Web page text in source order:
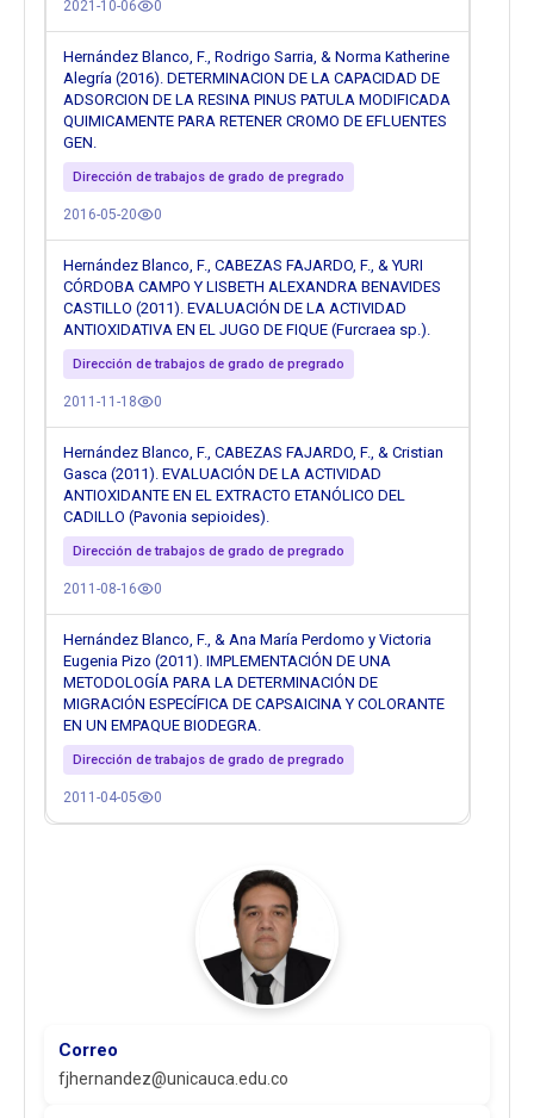
Correo
fjhernandez@unicauca.edu.co
2021-10-06 0
Hernández Blanco, F., Rodrigo Sarria, & Norma Katherine
Alegría (2016). DETERMINACION DE LA CAPACIDAD DE
ADSORCION DE LA RESINA PINUS PATULA MODIFICADA
QUIMICAMENTE PARA RETENER CROMO DE EFLUENTES
GEN.
Dirección de trabajos de grado de pregrado
2016-05-20 0
Hernández Blanco, F., CABEZAS FAJARDO, F., & YURI
CÓRDOBA CAMPO Y LISBETH ALEXANDRA BENAVIDES
CASTILLO (2011). EVALUACIÓN DE LA ACTIVIDAD
ANTIOXIDATIVA EN EL JUGO DE FIQUE (Furcraea sp.).
Dirección de trabajos de grado de pregrado
2011-11-18 0
Hernández Blanco, F., CABEZAS FAJARDO, F., & Cristian
Gasca (2011). EVALUACIÓN DE LA ACTIVIDAD
ANTIOXIDANTE EN EL EXTRACTO ETANÓLICO DEL
CADILLO (Pavonia sepioides).
Dirección de trabajos de grado de pregrado
2011-08-16 0
Hernández Blanco, F., & Ana María Perdomo y Victoria
Eugenia Pizo (2011). IMPLEMENTACIÓN DE UNA
METODOLOGÍA PARA LA DETERMINACIÓN DE
MIGRACIÓN ESPECÍFICA DE CAPSAICINA Y COLORANTE
EN UN EMPAQUE BIODEGRA.
Dirección de trabajos de grado de pregrado
2011-04-05 0